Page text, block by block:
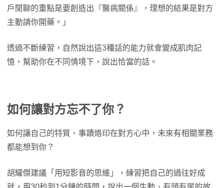
戶閒聊的重點是要創造出『醫病關係』，理想的結果是對方
主動請你開藥。」
透過不斷練習，自然說出這3種話的能力就會變成肌肉記
憶，幫助你在不同情境下，說出恰當的話。
如何讓對方忘不了你？
如何讓自己的特質、事蹟烙印在對方心中，未來有相關業務
都能想到你？
胡耀傑建議「用短影音的思維」，練習把自己的過往好成